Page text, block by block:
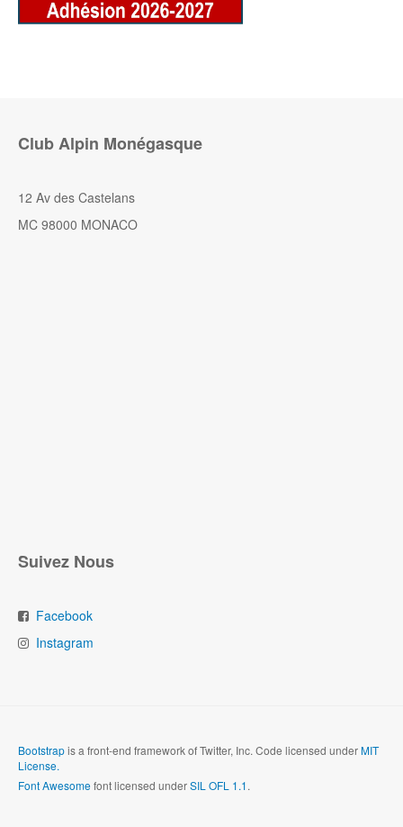
Club Alpin Monégasque
12 Av des Castelans
MC 98000 MONACO
Suivez Nous
Facebook
Instagram
Bootstrapis a front-end framework of Twitter, Inc. Code licensed underMIT
License.
Font Awesomefont licensed underSIL OFL 1.1.